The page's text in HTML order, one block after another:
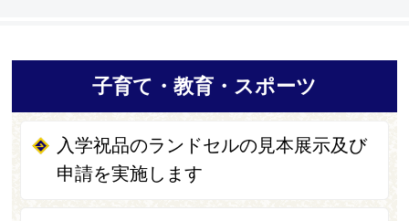
子育て・教育・スポーツ
入学祝品のランドセルの見本展示及び
申請を実施します